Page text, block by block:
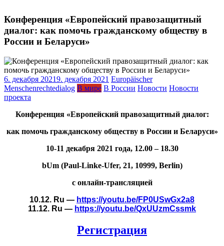
Конференция «Европейский правозащитный
диалог: как помочь гражданскому обществу в
России и Беларуси»
6. декабря 20219. декабря 2021 Europäischer
Menschenrechtedialog В мире В России Новости Новости
проекта
Конференция «Европейский правозащитный диалог:
как помочь гражданскому обществу в России и Беларуси»
10-11 декабря2021 года, 12.00 – 18.30
bUm (Paul-Linke-Ufer, 21, 10999, Berlin)
с онлайн-трансляцией
10.12. Ru — https://youtu.be/FP0USwGx2a8
11.12. Ru — https://youtu.be/QxUUzmCssmk
Регистрация